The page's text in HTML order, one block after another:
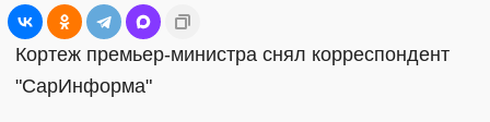
Кортеж премьер-министра снял корреспондент
"СарИнформа"